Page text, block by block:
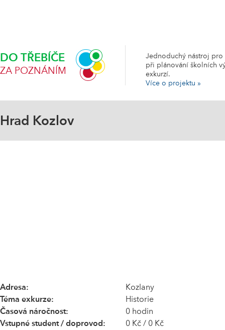
DO TŘEBÍČE
ZA POZNÁNÍM
Jednoduchý nástroj pro
při plánování školních
exkurzí.
Více o projektu »
Hrad Kozlov
Adresa:
Kozlany
Téma exkurze:
Historie
Časová náročnost:
0 hodin
Vstupné student / doprovod:
0 Kč / 0 Kč